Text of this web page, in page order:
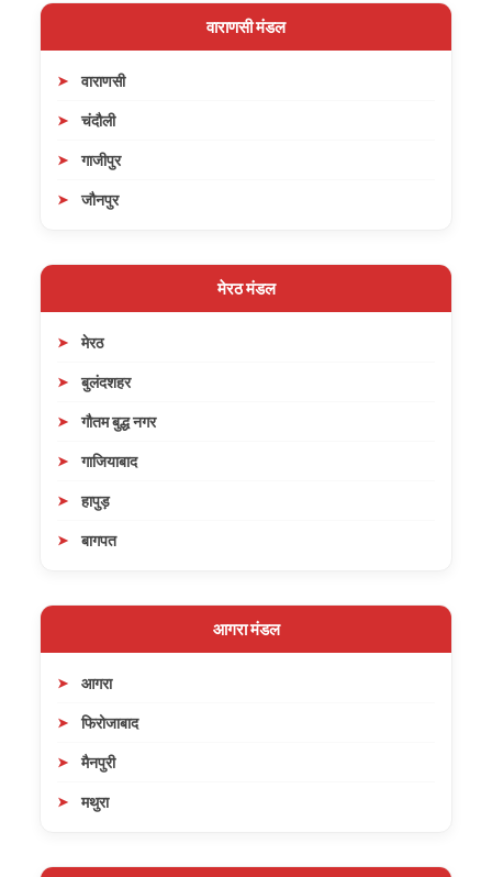
वाराणसी मंडल
वाराणसी
चंदौली
गाजीपुर
जौनपुर
मेरठ मंडल
मेरठ
बुलंदशहर
गौतम बुद्ध नगर
गाजियाबाद
हापुड़
बागपत
आगरा मंडल
आगरा
फिरोजाबाद
मैनपुरी
मथुरा